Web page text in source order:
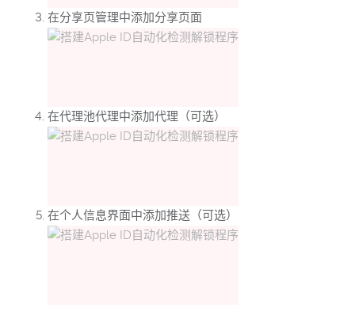
在分享页管理中添加分享页面
在代理池代理中添加代理（可选）
在个人信息界面中添加推送（可选）